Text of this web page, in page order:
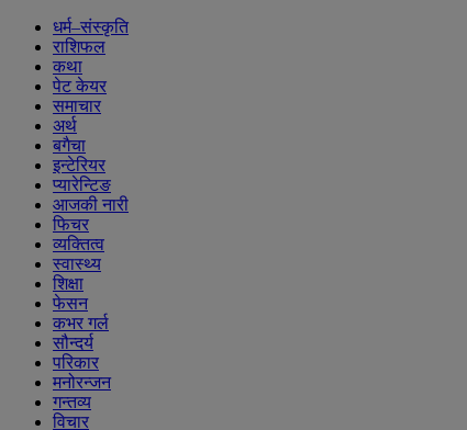
धर्म–संस्कृति
राशिफल
कथा
पेट केयर
समाचार
अर्थ
बगैचा
इन्टेरियर
प्यारेन्टिङ
आजकी नारी
फिचर
व्यक्तित्व
स्वास्थ्य
शिक्षा
फेसन
कभर गर्ल
सौन्दर्य
परिकार
मनोरन्जन
गन्तव्य
विचार